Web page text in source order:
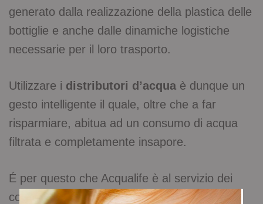
generato dalla realizzazione della plastica delle
bottiglie e anche dalle dinamiche logistiche
necessarie per il loro trasporto.
Utilizzare i distributori d’acqua è dunque un
gesto intelligente il quale, oltre che a far
risparmiare, abitua ad un consumo di acqua
filtrata e completamente insapore.
É per questo che Acqualife è al servizio dei
consumatori che preferiscono le soluzioni